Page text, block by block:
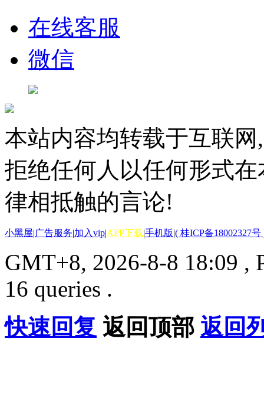
在线客服
微信
本站内容均转载于互联
拒绝任何人以任何形式
律相抵触的言论!
小黑屋|广告服务|加入vip|APP下载|手机版|( 桂ICP备18002327号
GMT+8, 2026-8-8 18:09 ,
16 queries .
快速回复 返回顶部 返回